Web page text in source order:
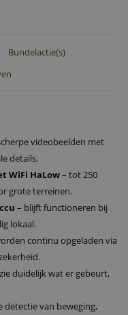
Bundelactie(s)
videobeelden met
details.
WiFi HaLow– tot 250
grote terreinen.
– blijft functioneren bij
lokaal.
continu opgeladen via
duidelijk wat er gebeurt,
detectie van beweging,